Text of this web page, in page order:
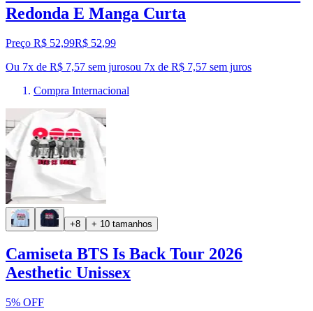
Redonda E Manga Curta
Preço R$ 52,99R$ 52,99
Ou 7x de R$ 7,57 sem jurosou 7x de R$ 7,57 sem juros
Compra Internacional
+8 + 10 tamanhos
Camiseta BTS Is Back Tour 2026
Aesthetic Unissex
5% OFF